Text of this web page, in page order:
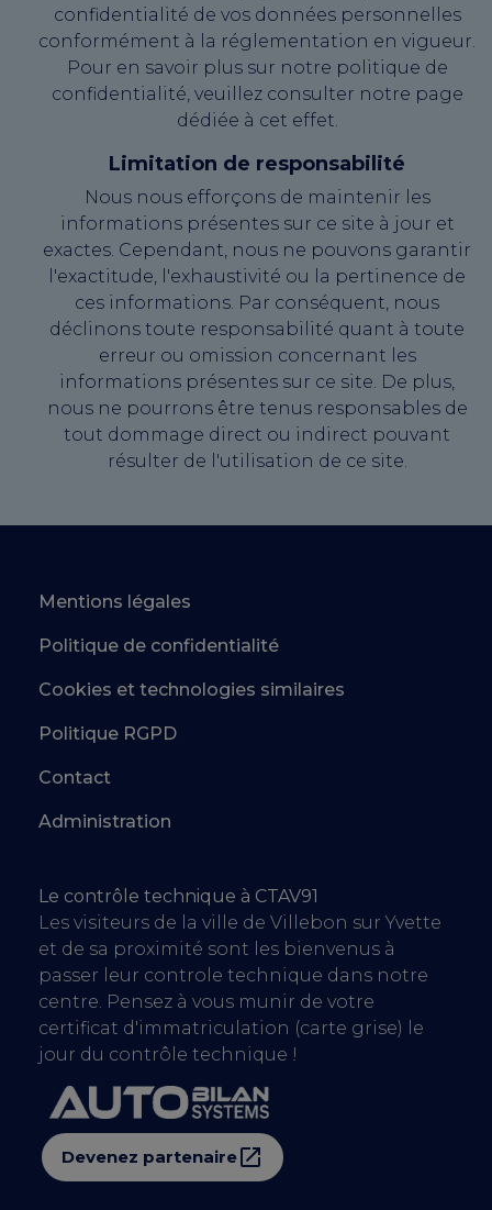
confidentialité de vos données personnelles
conformément à la réglementation en vigueur.
Pour en savoir plus sur notre politique de
confidentialité, veuillez consulter notre page
dédiée à cet effet.
Limitation de responsabilité
Nous nous efforçons de maintenir les
informations présentes sur ce site à jour et
exactes. Cependant, nous ne pouvons garantir
l'exactitude, l'exhaustivité ou la pertinence de
ces informations. Par conséquent, nous
déclinons toute responsabilité quant à toute
erreur ou omission concernant les
informations présentes sur ce site. De plus,
nous ne pourrons être tenus responsables de
tout dommage direct ou indirect pouvant
résulter de l'utilisation de ce site.
Mentions légales
Politique de confidentialité
Cookies et technologies similaires
Politique RGPD
Contact
Administration
Le contrôle technique à CTAV91
Les visiteurs de la ville de Villebon sur Yvette
et de sa proximité sont les bienvenus à
passer leur controle technique dans notre
centre. Pensez à vous munir de votre
certificat d'immatriculation (carte grise) le
jour du contrôle technique !
Devenez partenaire